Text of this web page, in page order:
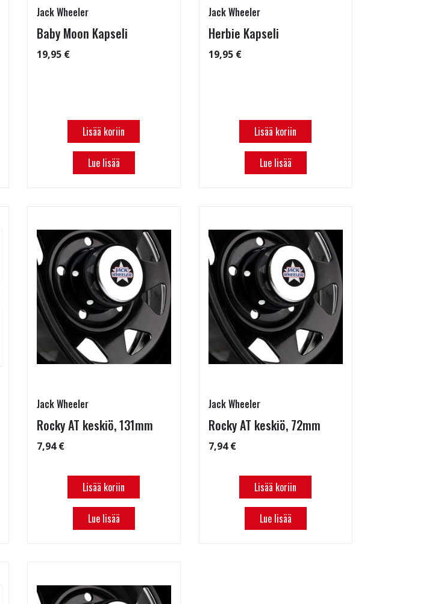
Jack Wheeler
Baby Moon Kapseli
19,95 €
Lisää koriin
Lue lisää
Jack Wheeler
Herbie Kapseli
19,95 €
Lisää koriin
Lue lisää
Jack Wheeler
Rocky AT keskiö, 131mm
7,94 €
Lisää koriin
Lue lisää
Jack Wheeler
Rocky AT keskiö, 72mm
7,94 €
Lisää koriin
Lue lisää